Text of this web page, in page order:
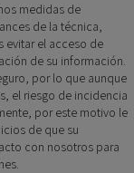
medidas de
de la técnica,
evitar el acceso de
de su información.
por lo que aunque
el riesgo de incidencia
por este motivo le
de que su
con nosotros para